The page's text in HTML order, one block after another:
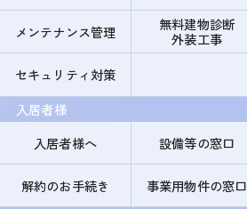
メンテナンス管理
無料建物診断
外装工事
セキュリティ対策
入居者様
入居者様へ
設備等の窓口
解約のお手続き
事業用物件の窓口